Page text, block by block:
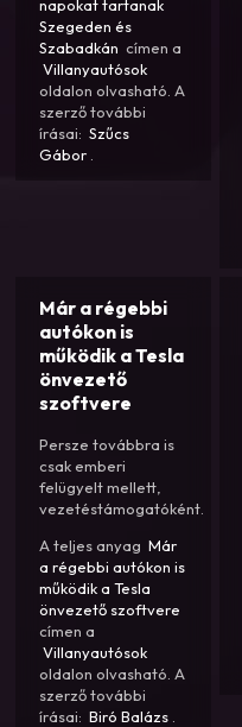
napokat tartanak
Szegeden és
Szabadkán címen a
Villanyautósok
oldalon olvasható. A
szerző további
írásai: Szűcs
Gábor
Már a régebbi
autókon is
működik a Tesla
önvezető
szoftvere
Persze továbbra is
csak emberi
felügyelt mellett,
vezetéstámogatóként.
A teljes anyag Már
a régebbi autókon is
működik a Tesla
önvezető szoftvere
címen a
Villanyautósok
oldalon olvasható. A
szerző további
írásai: Biró Balázs